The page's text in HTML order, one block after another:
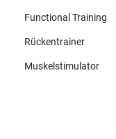
Functional Training
Rückentrainer
Muskelstimulator